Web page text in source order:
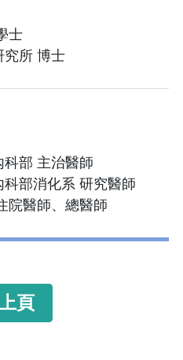
士
究所 博士
部 主治醫師
部消化系 研究醫師
院醫師、總醫師
頁